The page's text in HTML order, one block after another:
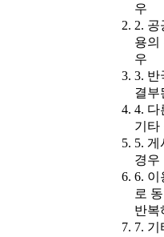
우
2.
용의
우
3. 반
결부
4. 다
기타
5.
경우
6. 이
로
반복
7. 기